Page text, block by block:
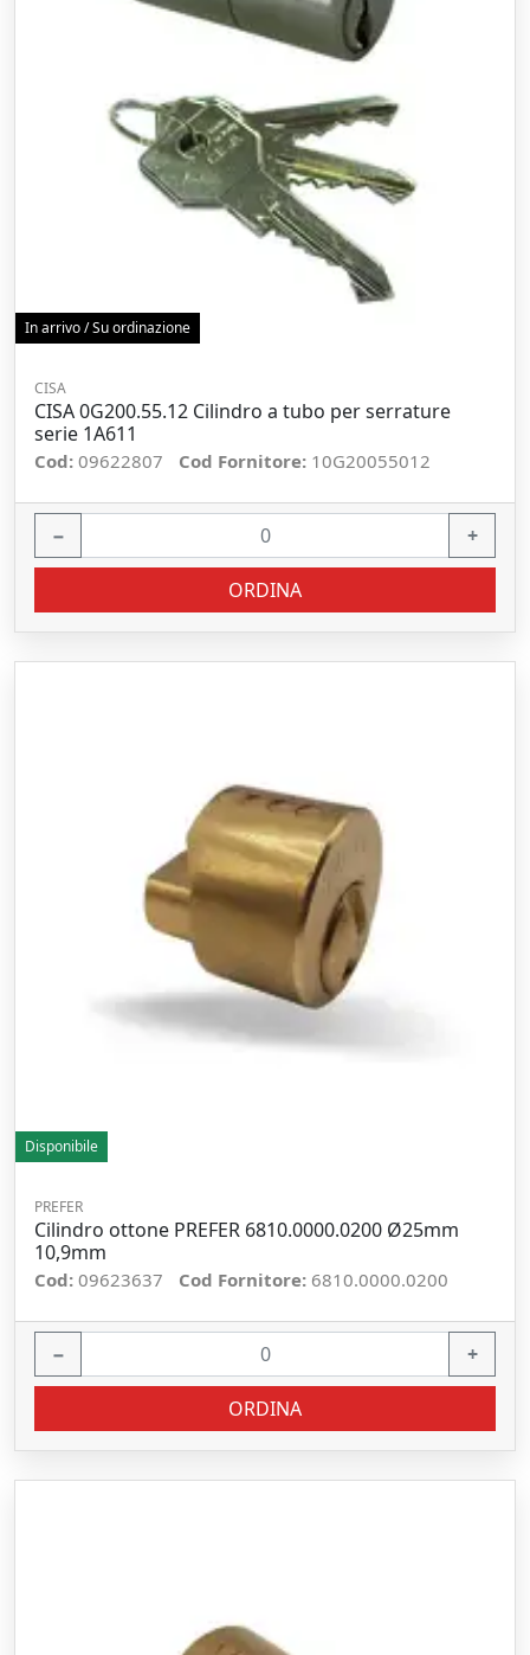
In arrivo / Su ordinazione
CISA
CISA 0G200.55.12 Cilindro a tubo per serrature
serie 1A611
Cod: 09622807 Cod Fornitore: 10G20055012
− +
ORDINA
Disponibile
PREFER
Cilindro ottone PREFER 6810.0000.0200 Ø25mm
10,9mm
Cod: 09623637 Cod Fornitore: 6810.0000.0200
− +
ORDINA